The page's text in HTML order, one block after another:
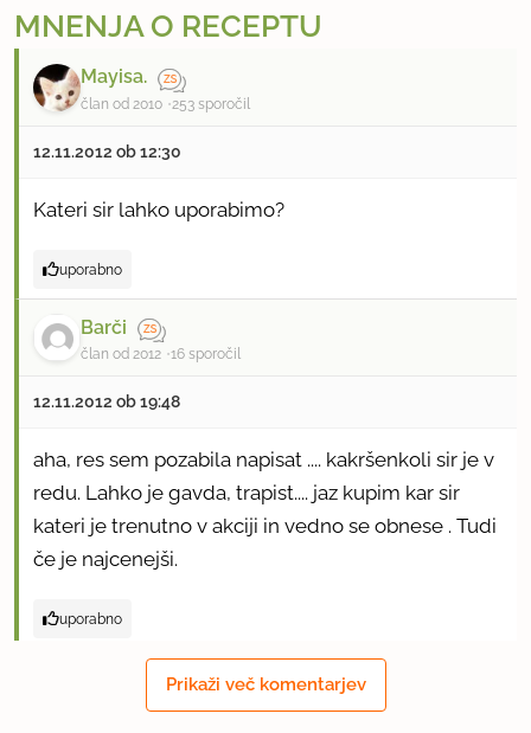
MNENJA O RECEPTU
Mayisa.
član od 2010 253 sporočil
12.11.2012 ob 12:30
Kateri sir lahko uporabimo?
uporabno
Barči
član od 2012 16 sporočil
12.11.2012 ob 19:48
aha, res sem pozabila napisat .... kakršenkoli sir je v
redu. Lahko je gavda, trapist.... jaz kupim kar sir
kateri je trenutno v akciji in vedno se obnese . Tudi
če je najcenejši.
uporabno
član od 2010
Prikaži več komentarjev